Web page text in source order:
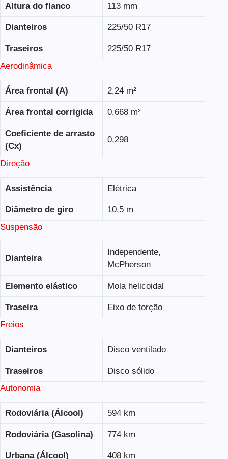
Altura do flanco 113 mm
Dianteiros 225/50 R17
Traseiros
225/50 R17
Aerodinâmica
Área frontal (A) 2,24 m²
Área frontal corrigida 0,668 m²
Coeficiente de arrasto
(Cx)
0,298
Direção
Assistência Elétrica
Diâmetro de giro
10,5 m
Suspensão
Dianteira
Independente,
McPherson
Elemento elástico Mola helicoidal
Traseira
Eixo de torção
Freios
Dianteiros Disco ventilado
Traseiros
Disco sólido
Autonomia
Rodoviária (Álcool) 594 km
Rodoviária (Gasolina) 774 km
Urbana (Álcool) 408 km